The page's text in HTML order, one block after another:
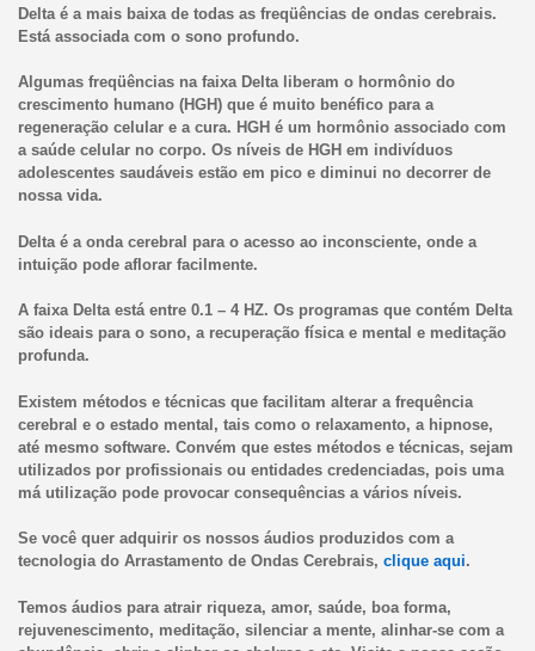
Delta é a mais baixa de todas as freqüências de ondas cerebrais.
Está associada com o sono profundo.
Algumas freqüências na faixa Delta liberam o hormônio do
crescimento humano (HGH) que é muito benéfico para a
regeneração celular e a cura. HGH é um hormônio associado com
a saúde celular no corpo. Os níveis de HGH em indivíduos
adolescentes saudáveis estão em pico e diminui no decorrer de
nossa vida.
Delta é a onda cerebral para o acesso ao inconsciente, onde a
intuição pode aflorar facilmente.
A faixa Delta está entre 0.1 – 4 HZ. Os programas que contém Delta
são ideais para o sono, a recuperação física e mental e meditação
profunda.
Existem métodos e técnicas que facilitam alterar a frequência
cerebral e o estado mental, tais como o relaxamento, a hipnose,
até mesmo software. Convém que estes métodos e técnicas, sejam
utilizados por profissionais ou entidades credenciadas, pois uma
má utilização pode provocar consequências a vários níveis.
Se você quer adquirir os nossos áudios produzidos com a
tecnologia do Arrastamento de Ondas Cerebrais, clique aqui.
Temos áudios para atrair riqueza, amor, saúde, boa forma,
rejuvenescimento, meditação, silenciar a mente, alinhar-se com a